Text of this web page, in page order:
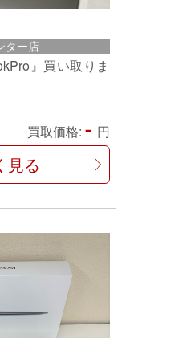
ター店
』買い取りま
買取価格: - 円
見る